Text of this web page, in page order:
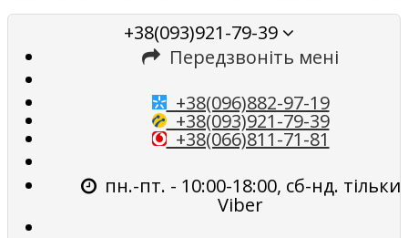
+38(093)921-79-39
Передзвоніть мені
+38(096)882-97-19
+38(093)921-79-39
+38(066)811-71-81
пн.-пт. - 10:00-18:00, сб-нд. тільки
Viber